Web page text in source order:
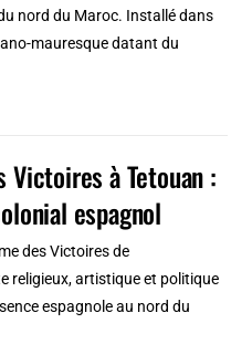
nord du Maroc. Installé dans
mauresque datant du
Victoires à Tetouan :
espagnol
des Victoires de
religieux, artistique et politique
espagnole au nord du